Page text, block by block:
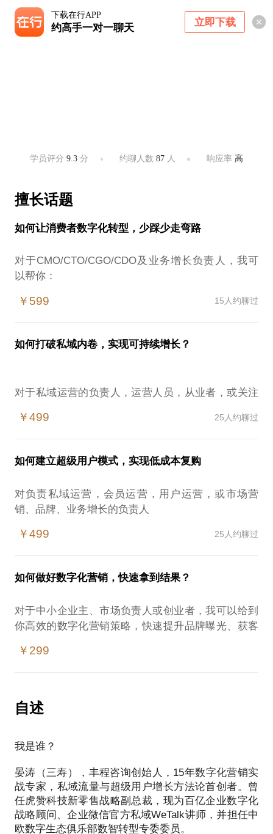
下载在行APP
约高手一对一聊天 立即下载
学员评分9.3 分 约聊人数 87人 响应率 高
擅长话题
如何让消费者数字化转型，少踩少走弯路
对于CMO/CTO/CGO/CDO及业务增长负责人，我可
以帮你：
✅ 少走弯路——规避消费者数字化中80%企业踩过的
✅ 精准破局——明确你的业务最该优先解决的数字化
问题
在存量竞争时代，我曾帮助：
🔸 母婴连锁企业：1年培养6000名超级用户，直接带
🔸 行业头部品牌：15天完成门店私域试点（原团队8
个月未果），30天全国复制，单月转化30万+
社群+超级用户分层运营
乙方（百亿企业顾问）、技术方（营销SaaS）三重经
验
等行业，从千万级到百亿级企业
1️⃣ 战略诊断：
• 你的业务适合从社群、私域、会员还是小程序切
入？
• 如何平衡短期ROI与长期用户资产积累？
￥599 15人约聊过
如何打破私域内卷，实现可持续增长？
对于私域运营的负责人，运营人员，从业者，或关注
我可以帮助你们解答：
2、从私域运营的方法技巧到私域运营的工具软件
3、从私域的生意模式到私域的组织架构
为什么我可以帮助到你?
我是最早给私域流量行业定义的人
人兼新零售战略VP
域流量持续复购》
这本书是由吴晓波老师出版发行及推荐
比如：
4年实现从几百万收入增长到3亿营收；
更神奇的通过私域把一个创业团队从死亡边缘救活，
2年时间，我的私域咨询项目收费，从30万涨到300万
我说过 构建私域流量，只是一个开始。
我不仅总结了私域流量6步法，还提出了超级用户增长
￥499 25人约聊过
如何建立超级用户模式，实现低成本复购
对负责私域运营，会员运营，用户运营，或市场营
销、品牌、业务增长的负责人
收，又能提升忠诚度的营销模式。那就是超级用户增
我在2016年就利用“超级用户模式”，帮助淘宝服装卖
它增长到3000万。
类似的案例，在2019年帮助一位母婴电商企业，把它
级用户体系后，不到半年，渠道经销商的动销翻了3倍
多。这些立竿见影的成效都说明了超级用户模式的威
力。
毋庸置疑，超级用户就是企业的超级资产，印钞机。
从私域流量，再到超级用户模式，这是零售企业持续
增长的必经之路。
￥499 25人约聊过
如何做好数字化营销，快速拿到结果？
对于中小企业主、市场负责人或创业者，我可以给到
你高效的数字化营销策略，快速提升品牌曝光、获客
地执行方案的建议，避免盲目试错，在短时间内看到
我曾帮助一家本地教育机构在3个月内实现线上咨询量
帮助保健品企业建立年度的数字化营销策略和计划，
帮助一家饰品品牌，构建公域（小红书）——私域
（社群）——电商（天猫）的业务闭环，并规划数字
化营销传播策略和年度营销活动。
￥299
自述
我是谁？
晏涛（三寿），丰程咨询创始人，15年数字化营销实
战专家，私域流量与超级用户增长方法论首创者。曾
任虎赞科技新零售战略副总裁，现为百亿企业数字化
战略顾问、企业微信官方私域WeTalk讲师，并担任中
欧数字生态俱乐部数智转型专委委员。